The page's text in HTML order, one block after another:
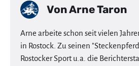
VonArne Taron
Arne arbeite schon seit vielen
in Rostock. Zu seinen
Rostocker Sport u.a. die